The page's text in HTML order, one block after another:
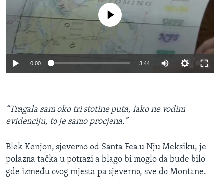
No media source currently available
0:00 3:44
“Tragala sam oko tri stotine puta, iako ne vodim
evidenciju, to je samo procjena.”
Blek Kenjon, sjeverno od Santa Fea u Nju Meksiku, je
polazna tačka u potrazi a blago bi moglo da bude bilo
gde između ovog mjesta pa sjeverno, sve do Montane.